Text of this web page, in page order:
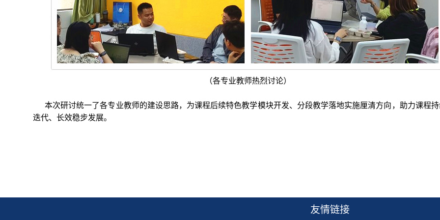
（各专业教师热烈讨论）
本次研讨统一了各专业教师的建设思路，为课程后续特色教学模块开发、分段教学落地实施厘清方向，助力课程
迭代、长效稳步发展。
友情链接